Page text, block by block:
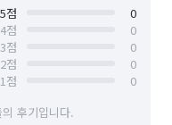
5점
0
4점
0
3점
0
2점
0
1점
0
후기입니다.